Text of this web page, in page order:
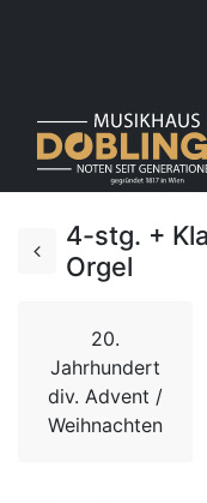
4-stg. +
Orgel
20.
Jahrhundert
div. Advent /
Weihnachten